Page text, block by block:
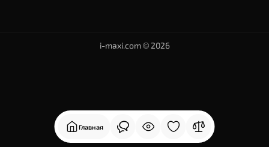
Главная
i-maxi.com © 2026